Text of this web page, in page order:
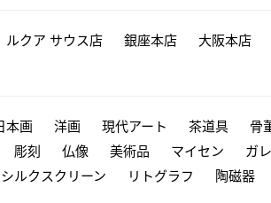
ルクア サウス店 銀座本店 大阪本店
本画 洋画 現代アート 茶道具 骨
彫刻 仏像 美術品 マイセン ガレ
シルクスクリーン リトグラフ 陶磁器